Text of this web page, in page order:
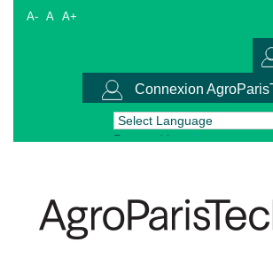
A- A A+
Connexion
Powered by